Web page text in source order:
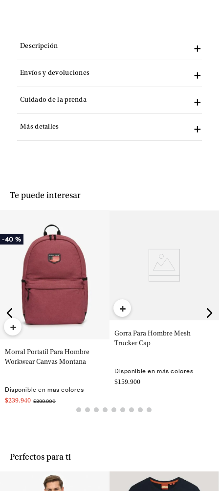
Descripción
Envíos y devoluciones
Cuidado de la prenda
Más detalles
Te puede interesar
-40 %
+
Morral Portatil Para Hombre
Workwear Canvas Montana
Disponible en más colores
$239.940 $399.900
+
Gorra Para Hombre Mesh
Trucker Cap
Disponible en más colores
$159.900
Perfectos para ti